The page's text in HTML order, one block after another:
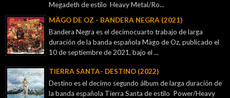
Megadeth de estilo Heavy Metal/Ro...
MÄGO DE OZ - BANDERA NEGRA (2021)
Bandera Negra es el decimocuarto trabajo de larga
duración de la banda española Mägo de Oz, publicado el
10 de septiembre de 2021, bajo el ...
TIERRA SANTA- DESTINO (2022)
Destino es el decimo segundo álbum de larga duración de
la banda española Tierra Santa de estilo Power/Heavy